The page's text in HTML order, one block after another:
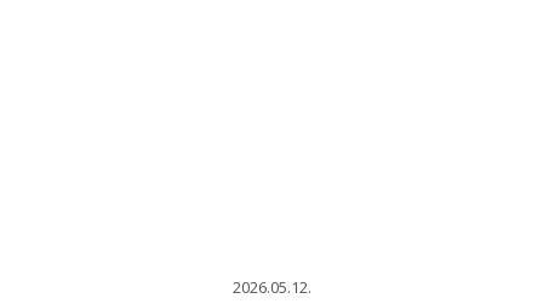
2026.05.12.